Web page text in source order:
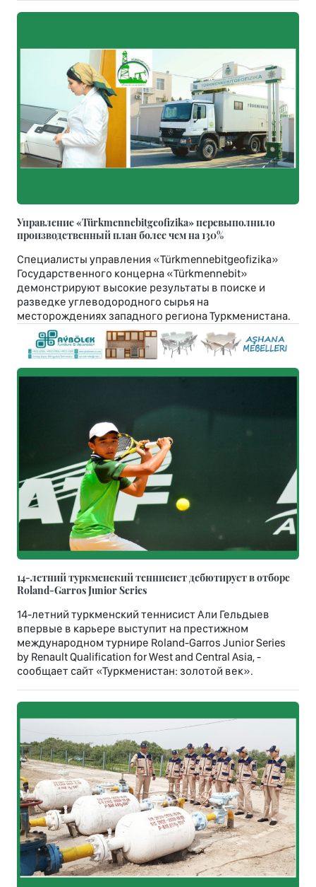
Управление «Türkmennebitgeofizika» перевыполнило
производственный план более чем на 130%
Специалисты управления «Türkmennebitgeofizika»
Государственного концерна «Türkmennebit»
демонстрируют высокие результаты в поиске и
разведке углеводородного сырья на
месторождениях западного региона Туркменистана.
14-летний туркменский теннисист дебютирует в отборе
Roland-Garros Junior Series
14-летний туркменский теннисист Али Гельдыев
впервые в карьере выступит на престижном
международном турнире Roland-Garros Junior Series
by Renault Qualification for West and Central Asia, -
сообщает сайт «Туркменистан: золотой век».